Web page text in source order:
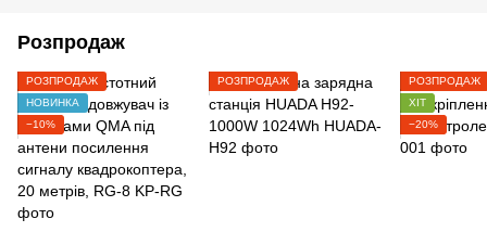
Розпродаж
РОЗПРОДАЖ
НОВИНКА
−10%
РОЗПРОДАЖ
РОЗПРОДАЖ
ХІТ
−20%